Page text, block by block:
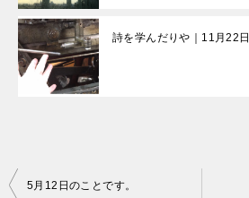
詩を学んだりや｜11月22日
投
5月12日のことです。